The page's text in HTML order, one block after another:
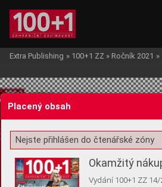
Žádost o souhlas s ukládáním
Extra Publishing » 100+1 ZZ » Ročník 2021 »
Placený obsah
Nejste přihlášen do čtenářské zóny
Okamžitý
Vydání 100+1 ZZ